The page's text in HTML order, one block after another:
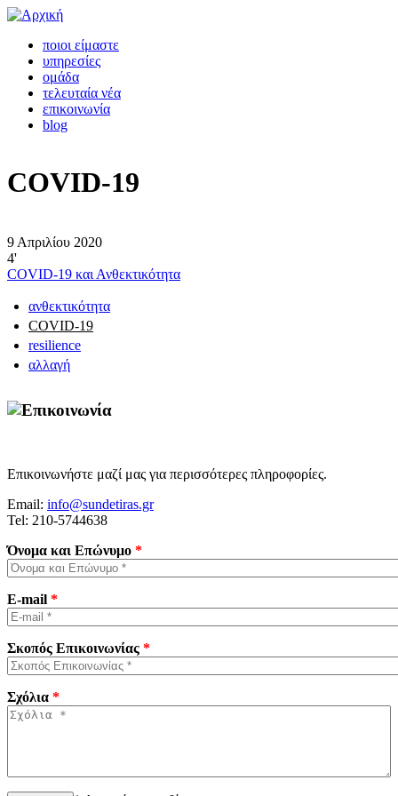
ποιοι είμαστε
υπηρεσίες
ομάδα
τελευταία νέα
επικοινωνία
blog
COVID-19
9 Απριλίου 2020
4'
COVID-19 και Ανθεκτικότητα
ανθεκτικότητα
COVID-19
resilience
αλλαγή
Επικοινωνήστε μαζί μας για περισσότερες πληροφορίες.
Email: info@sundetiras.gr
Tel: 210-5744638
Όνομα και Επώνυμο *
E-mail *
Σκοπός Επικοινωνίας *
Σχόλια *